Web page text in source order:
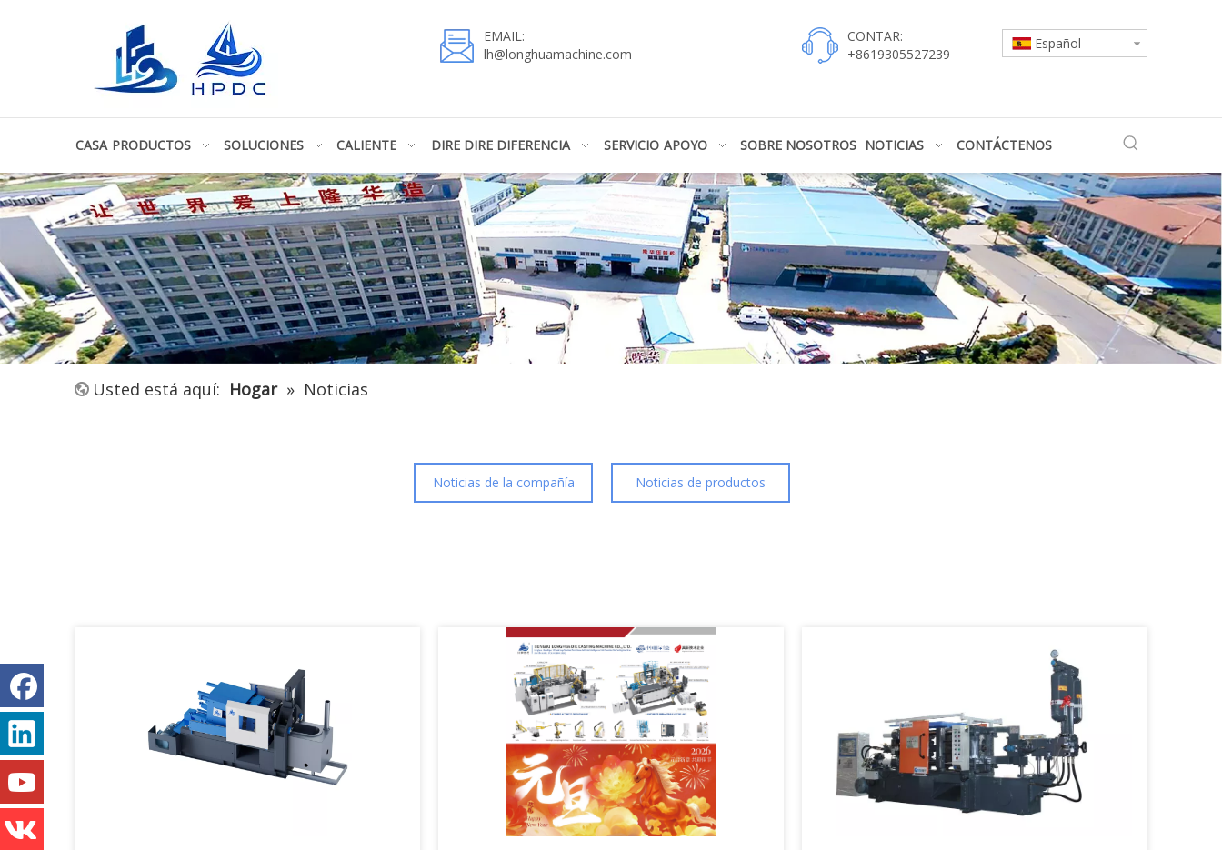
EMAIL:
lh@longhuamachine.com
CONTAR:
+8619305527239
Español
CASA PRODUCTOS SOLUCIONES CALIENTE DIRE DIRE DIFERENCIA SERVICIO APOYO SOBRE NOSOTROS NOTICIAS CONTÁCTENOS
Usted está aquí: Hogar » Noticias
Noticias de la compañía Noticias de productos